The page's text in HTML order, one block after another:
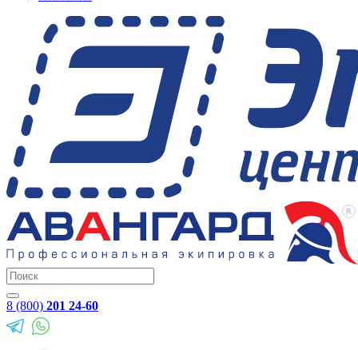
8 (800) 201 24-60